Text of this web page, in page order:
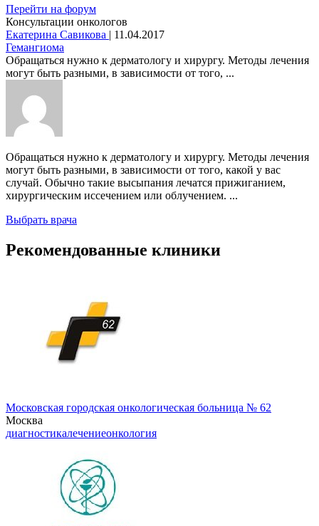
Перейти на форум
Консультации онкологов
Екатерина Савикова | 11.04.2017
Гемангиома
Обращаться нужно к дерматологу и хирургу. Методы лечения
могут быть разными, в зависимости от того, ...
Обращаться нужно к дерматологу и хирургу. Методы лечения
могут быть разными, в зависимости от того, какой у вас
случай. Обычно такие высыпания лечатся прижиганием,
хирургическим иссечением или облучением. ...
Выбрать врача
Рекомендованные клиники
Московская городская онкологическая больница № 62
Москва
диагностикалечениеонкология